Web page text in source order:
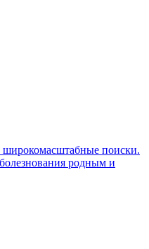
широкомасштабные поиски.
родным и